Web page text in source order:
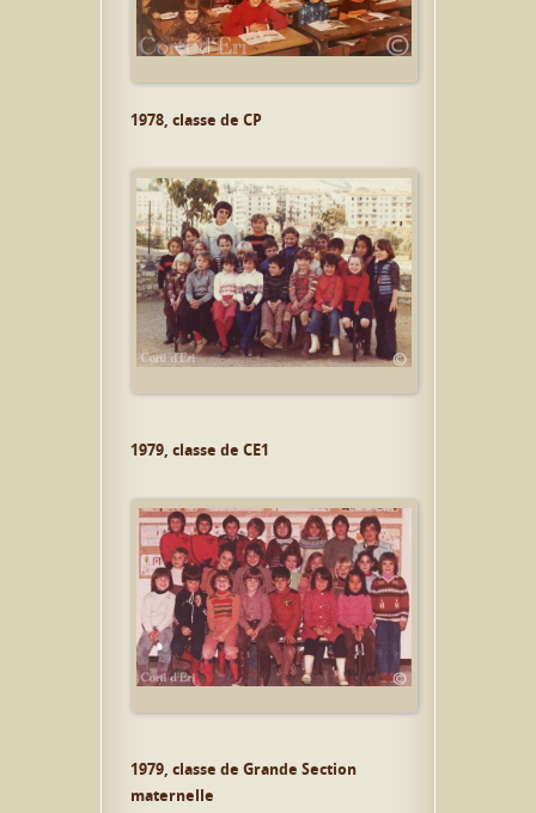
1978, classe de CP
1979, classe de CE1
1979, classe de Grande Section
maternelle